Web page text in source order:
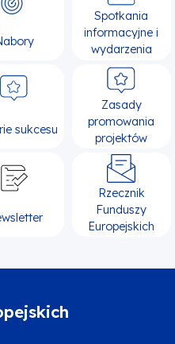
Spotkania
informacyjne i
wydarzenia
sukcesu
Zasady
promowania
projektów
Rzecznik
Funduszy
Europejskich